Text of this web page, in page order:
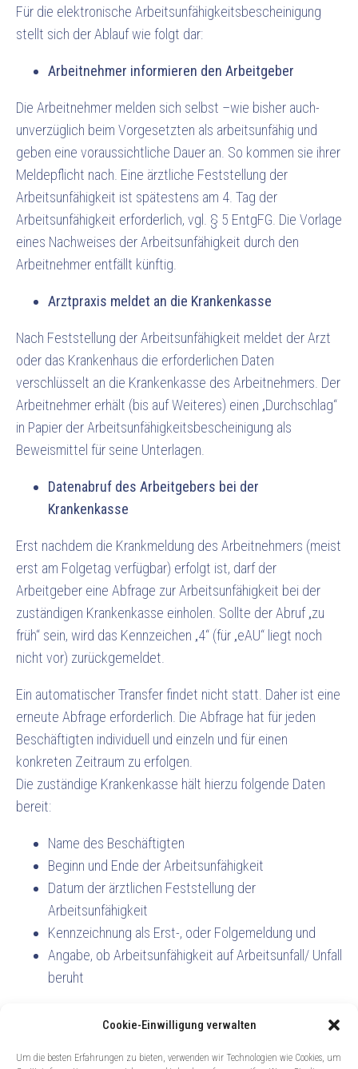
Cookie-Einwilligung verwalten
Um die besten Erfahrungen zu bieten, verwenden wir Technologien wie Cookies, um
Für die elektronische Arbeitsunfähigkeitsbescheinigung
stellt sich der Ablauf wie folgt dar:
Arbeitnehmer informieren den Arbeitgeber
Die Arbeitnehmer melden sich selbst –wie bisher auch-
unverzüglich beim Vorgesetzten als arbeitsunfähig und
geben eine voraussichtliche Dauer an. So kommen sie ihrer
Meldepflicht nach. Eine ärztliche Feststellung der
Arbeitsunfähigkeit ist spätestens am 4. Tag der
Arbeitsunfähigkeit erforderlich, vgl. § 5 EntgFG. Die Vorlage
eines Nachweises der Arbeitsunfähigkeit durch den
Arbeitnehmer entfällt künftig.
Arztpraxis meldet an die Krankenkasse
Nach Feststellung der Arbeitsunfähigkeit meldet der Arzt
oder das Krankenhaus die erforderlichen Daten
verschlüsselt an die Krankenkasse des Arbeitnehmers. Der
Arbeit­nehmer erhält (bis auf Weiteres) einen „Durchschlag“
in Papier der Arbeitsunfähigkeits­bescheinigung als
Beweismittel für seine Unterlagen.
Datenabruf des Arbeitgebers bei der
Krankenkasse
Erst nachdem die Krankmeldung des Arbeitnehmers (meist
erst am Folgetag verfügbar) erfolgt ist, darf der
Arbeitgeber eine Abfrage zur Arbeitsunfähigkeit bei der
zuständigen Krankenkasse einholen. Sollte der Abruf „zu
früh“ sein, wird das Kennzeichen „4“ (für „eAU“ liegt noch
nicht vor) zurückgemeldet.
Ein automatischer Transfer findet nicht statt. Daher ist eine
erneute Abfrage erforderlich. Die Abfrage hat für jeden
Beschäftigten individuell und einzeln und für einen
konkreten Zeitraum zu erfolgen.
Die zuständige Krankenkasse hält hierzu folgende Daten
bereit:
Name des Beschäftigten
Beginn und Ende der Arbeitsunfähigkeit
Datum der ärztlichen Feststellung der
Arbeitsunfähigkeit
Kennzeichnung als Erst-, oder Folgemeldung und
Angabe, ob Arbeitsunfähigkeit auf Arbeitsunfall/ Unfall
beruht
Wenn die Lohnbuchhaltung von einem externen